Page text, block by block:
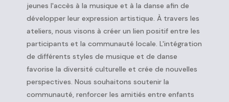
jeunes l'accès à la musique et à la danse afin de
développer leur expression artistique. À travers les
ateliers, nous visons à créer un lien positif entre les
participants et la communauté locale. L'intégration
de différents styles de musique et de danse
favorise la diversité culturelle et crée de nouvelles
perspectives. Nous souhaitons soutenir la
communauté, renforcer les amitiés entre enfants